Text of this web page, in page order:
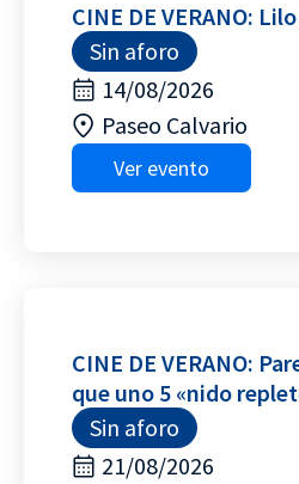
CINE DE VERANO:
Sin aforo
14/08/2026
Paseo Calvario
Ver evento
CINE DE VERANO:
que uno 5 «nido
Sin aforo
21/08/2026